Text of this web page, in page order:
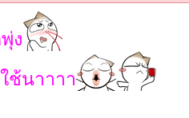
ง
ช้นาาาา